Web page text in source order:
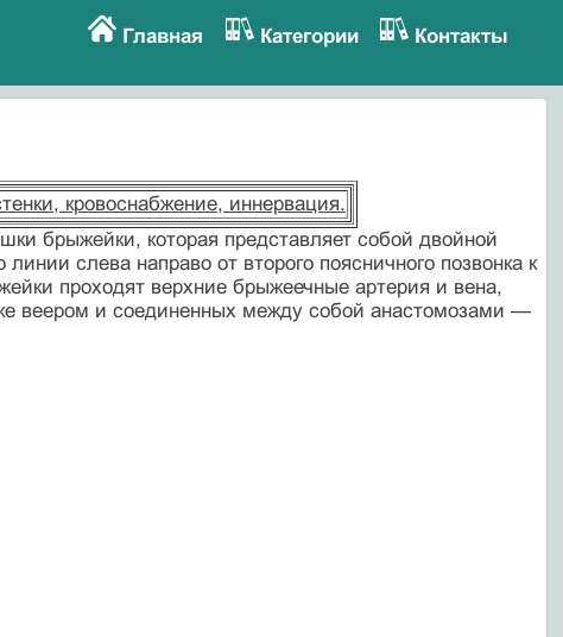
Главная Категории Контакты
кровоснабжение, иннервация.
брыжейки, которая представляет собой двойной
слева направо от второго поясничного позвонка к
проходят верхние брыжеечные артерия и вена,
веером и соединенных между собой анастомозами —